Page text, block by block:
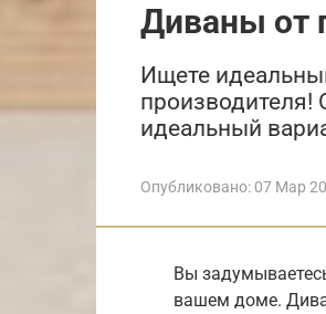
Диваны от
Ищете
производителя!
идеальный
Опубликовано: 07 Мар
Вы
вашем доме.